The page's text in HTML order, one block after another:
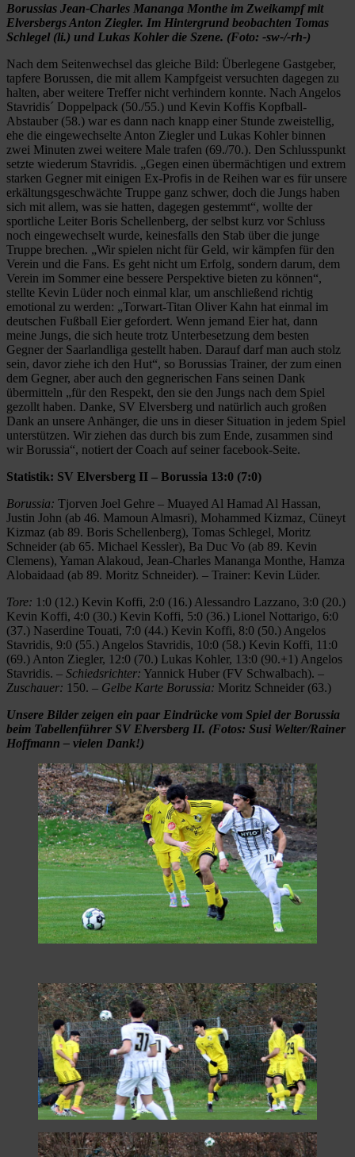
Borussias Jean-Charles Mananga Monthe im Zweikampf mit
Elversbergs Anton Ziegler. Im Hintergrund beobachten Tomas
Schlegel (li.) und Lukas Kohler die Szene. (Foto: -sw-/-rh-)
Nach dem Seitenwechsel das gleiche Bild: Überlegene Gastgeber,
tapfere Borussen, die mit allem Kampfgeist versuchten dagegen zu
halten, aber weitere Treffer nicht verhindern konnte. Nach Angelos
Stavridis´ Doppelpack (50./55.) und Kevin Koffis Kopfball-
Abstauber (58.) war es dann nach knapp einer Stunde zweistellig,
ehe die eingewechselte Anton Ziegler und Lukas Kohler binnen
zwei Minuten zwei weitere Male trafen (69./70.). Den Schlusspunkt
setzte wiederum Stavridis. „Gegen einen übermächtigen und extrem
starken Gegner mit einigen Ex-Profis in de Reihen war es für unsere
erkältungsgeschwächte Truppe ganz schwer, doch die Jungs haben
sich mit allem, was sie hatten, dagegen gestemmt“, wollte der
sportliche Leiter Boris Schellenberg, der selbst kurz vor Schluss
noch eingewechselt wurde, keinesfalls den Stab über die junge
Truppe brechen. „Wir spielen nicht für Geld, wir kämpfen für den
Verein und die Fans. Es geht nicht um Erfolg, sondern darum, dem
Verein im Sommer eine bessere Perspektive bieten zu können“,
stellte Kevin Lüder noch einmal klar, um anschließend richtig
emotional zu werden: „Torwart-Titan Oliver Kahn hat einmal im
deutschen Fußball Eier gefordert. Wenn jemand Eier hat, dann
meine Jungs, die sich heute trotz Unterbesetzung dem besten
Gegner der Saarlandliga gestellt haben. Darauf darf man auch stolz
sein, davor ziehe ich den Hut“, so Borussias Trainer, der zum einen
dem Gegner, aber auch den gegnerischen Fans seinen Dank
übermitteln „für den Respekt, den sie den Jungs nach dem Spiel
gezollt haben. Danke, SV Elversberg und natürlich auch großen
Dank an unsere Anhänger, die uns in dieser Situation in jedem Spiel
unterstützen. Wir ziehen das durch bis zum Ende, zusammen sind
wir Borussia“, notiert der Coach auf seiner facebook-Seite.
Statistik: SV Elversberg II – Borussia 13:0 (7:0)
Borussia: Tjorven Joel Gehre – Muayed Al Hamad Al Hassan,
Justin John (ab 46. Mamoun Almasri), Mohammed Kizmaz, Cüneyt
Kizmaz (ab 89. Boris Schellenberg), Tomas Schlegel, Moritz
Schneider (ab 65. Michael Kessler), Ba Duc Vo (ab 89. Kevin
Clemens), Yaman Alakoud, Jean-Charles Mananga Monthe, Hamza
Alobaidaad (ab 89. Moritz Schneider). – Trainer: Kevin Lüder.
Tore: 1:0 (12.) Kevin Koffi, 2:0 (16.) Alessandro Lazzano, 3:0 (20.)
Kevin Koffi, 4:0 (30.) Kevin Koffi, 5:0 (36.) Lionel Nottarigo, 6:0
(37.) Naserdine Touati, 7:0 (44.) Kevin Koffi, 8:0 (50.) Angelos
Stavridis, 9:0 (55.) Angelos Stavridis, 10:0 (58.) Kevin Koffi, 11:0
(69.) Anton Ziegler, 12:0 (70.) Lukas Kohler, 13:0 (90.+1) Angelos
Stavridis. – Schiedsrichter: Yannick Huber (FV Schwalbach). –
Zuschauer: 150. – Gelbe Karte Borussia: Moritz Schneider (63.)
Unsere Bilder zeigen ein paar Eindrücke vom Spiel der Borussia
beim Tabellenführer SV Elversberg II. (Fotos: Susi Welter/Rainer
Hoffmann – vielen Dank!)